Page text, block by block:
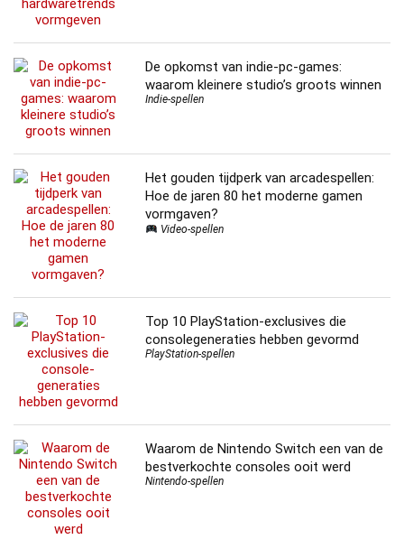
De opkomst van indie-pc-games:
waarom kleinere studio’s groots winnen
Indie-spellen
Het gouden tijdperk van arcadespellen:
Hoe de jaren 80 het moderne gamen
vormgaven?
Video-spellen
Top 10 PlayStation-exclusives die
console­generaties hebben gevormd
PlayStation-spellen
Waarom de Nintendo Switch een van de
bestverkochte consoles ooit werd
Nintendo-spellen